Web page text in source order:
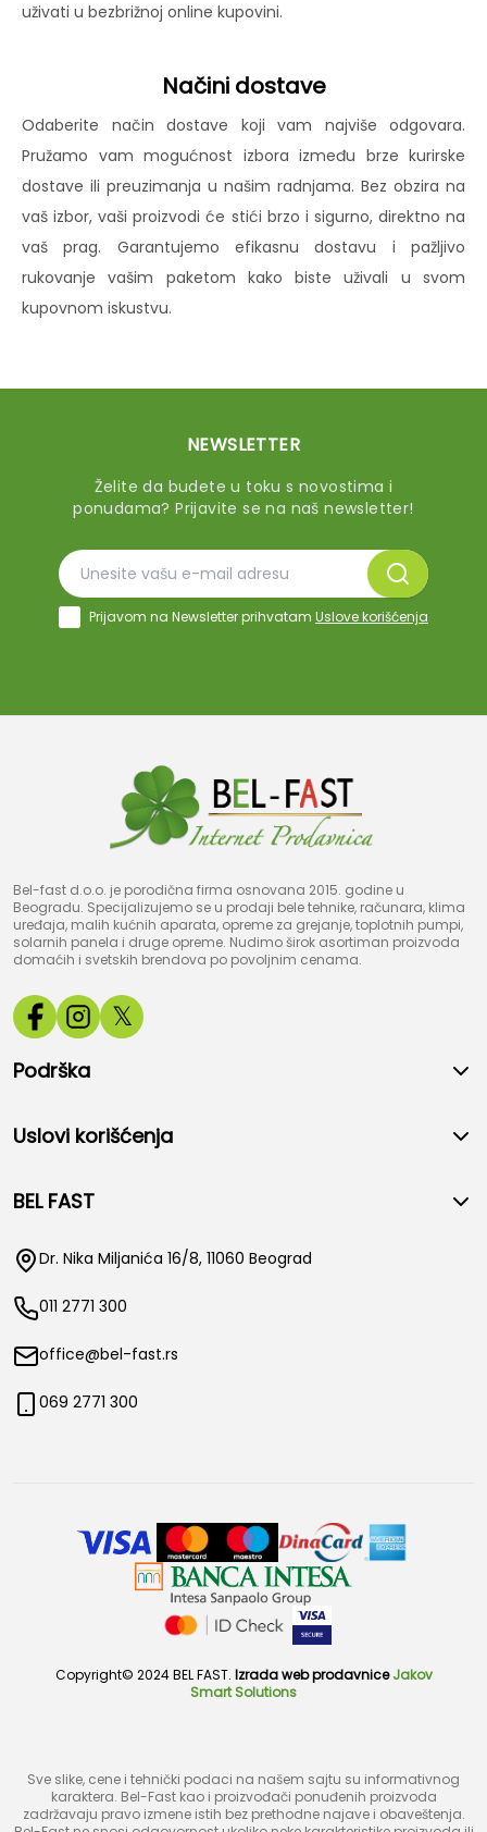
uživati u bezbrižnoj online kupovini.
Načini dostave
Odaberite način dostave koji vam najviše odgovara.
Pružamo vam mogućnost izbora između brze kurirske
dostave ili preuzimanja u našim radnjama. Bez obzira na
vaš izbor, vaši proizvodi će stići brzo i sigurno, direktno na
vaš prag. Garantujemo efikasnu dostavu i pažljivo
rukovanje vašim paketom kako biste uživali u svom
kupovnom iskustvu.
NEWSLETTER
Želite da budete u toku s novostima i
ponudama? Prijavite se na naš newsletter!
Prijavom na Newsletter prihvatam Uslove korišćenja
Bel-fast d.o.o. je porodična firma osnovana 2015. godine u
Beogradu. Specijalizujemo se u prodaji bele tehnike, računara, klima
uređaja, malih kućnih aparata, opreme za grejanje, toplotnih pumpi,
solarnih panela i druge opreme. Nudimo širok asortiman proizvoda
domaćih i svetskih brendova po povoljnim cenama.
𝕏
Podrška
Uslovi korišćenja
BEL FAST
Dr. Nika Miljanića 16/8, 11060 Beograd
011 2771 300
office@bel-fast.rs
069 2771 300
Copyright© 2024 BEL FAST. Izrada web prodavnice Jakov
Smart Solutions
Sve slike, cene i tehnički podaci na našem sajtu su informativnog
karaktera. Bel-Fast kao i proizvođači ponuđenih proizvoda
zadržavaju pravo izmene istih bez prethodne najave i obaveštenja.